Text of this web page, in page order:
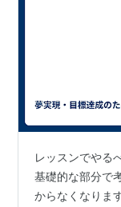
レッスンでやる
基礎的な部分で
からなくなりま